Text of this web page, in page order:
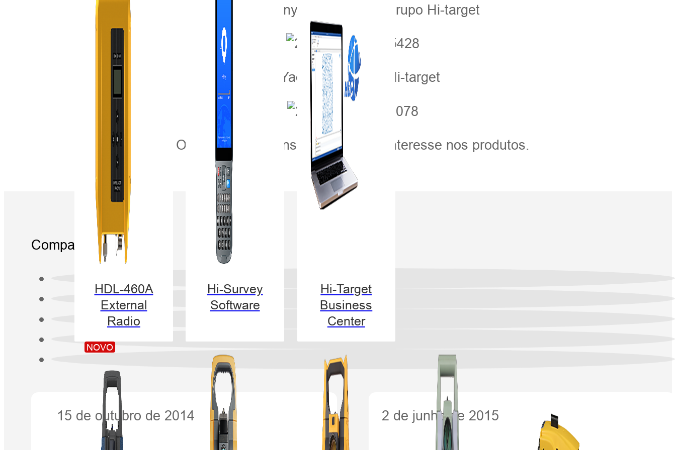
HDL-460A
External
Radio
Hi-Survey
Software
Hi-Target
Business
Center
NOVO
Wang Wanyue, vendas do grupo Hi-target
Li Yading, do grupo Hi-target
Os clientes demonstraram grande interesse nos produtos.
Compartilhar:
15 de outubro de 2014 2 de junho de 2015